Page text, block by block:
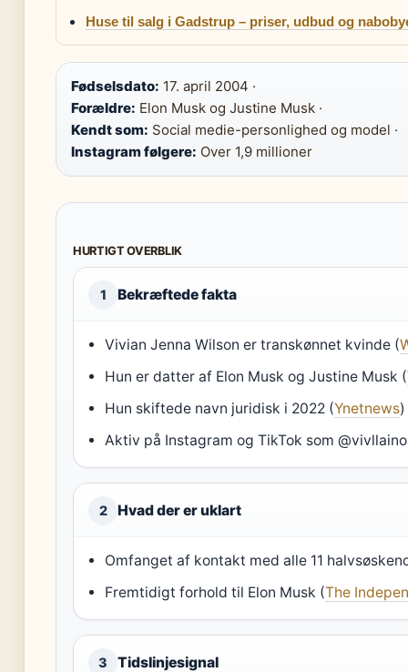
Huse til salg i Gadstrup – priser, udbud og
Fødselsdato: 17. april 2004 ·
Forældre: Elon Musk og Justine Musk ·
Kendt som: Social medie-personlighed og model ·
Instagram følgere: Over 1,9 millioner
HURTIGT OVERBLIK
1 Bekræftede fakta
Vivian Jenna Wilson er transkønnet kvinde (
Hun er datter af Elon Musk og Justine Musk (
Hun skiftede navn juridisk i 2022 (Ynetnews)
Aktiv på Instagram og TikTok som
2 Hvad der er uklart
Omfanget af kontakt med alle 11
Fremtidigt forhold til Elon Musk (The
3 Tidslinjesignal